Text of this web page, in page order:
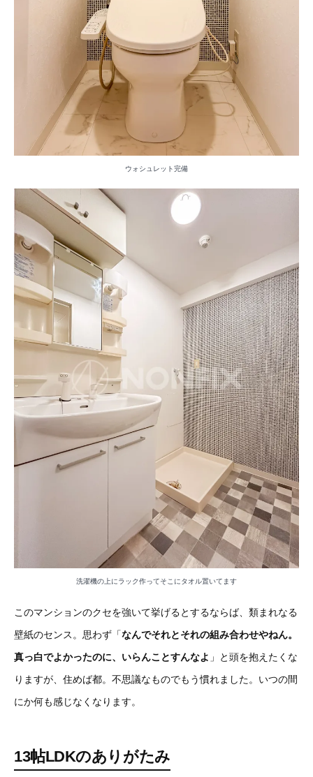
ウォシュレット完備
洗濯機の上にラック作ってそこにタオル置いてます
このマンションのクセを強いて挙げるとするならば、類まれなる
壁紙のセンス。思わず「なんでそれとそれの組み合わせやねん。
真っ白でよかったのに、いらんことすんなよ 」と頭を抱えたくな
りますが、住めば都。不思議なものでもう慣れました。いつの間
にか何も感じなくなります。
13帖LDKのありがたみ